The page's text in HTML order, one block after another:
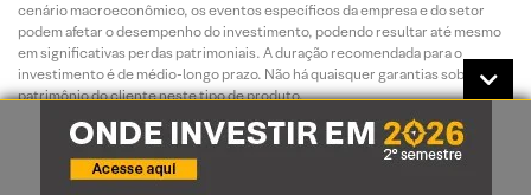
cenário macroeconômico, os eventos específicos da empresa e do setor
podem afetar o desempenho do investimento, podendo resultar até mesmo
em significativas perdas patrimoniais. A duração recomendada para o
investimento é de médio-longo prazo. Não há quaisquer garantias sobre o
patrimônio do cliente neste tipo de produto.
O investimento em opções é preferencialmente indicado para
investidores de perfil agressivo, de acordo com a política de suitability
praticada pela XP Investimentos. No mercado de opções, são negociados
direitos de compra ou venda de um bem por preço fixado em data futura,